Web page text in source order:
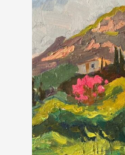
22 jūl 2026 –